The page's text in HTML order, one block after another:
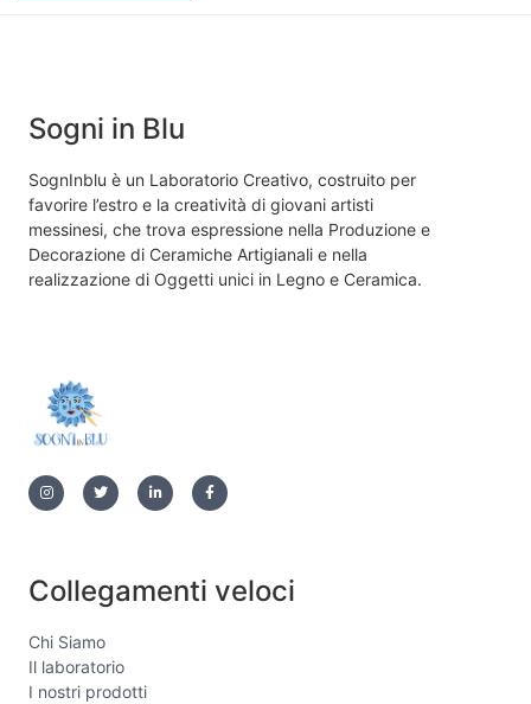
Sogni in Blu
SognInblu è un Laboratorio Creativo, costruito per
favorire l’estro e la creatività di giovani artisti
messinesi, che trova espressione nella Produzione e
Decorazione di Ceramiche Artigianali e nella
realizzazione di Oggetti unici in Legno e Ceramica.
Collegamenti veloci
Chi Siamo
Il laboratorio
I nostri prodotti